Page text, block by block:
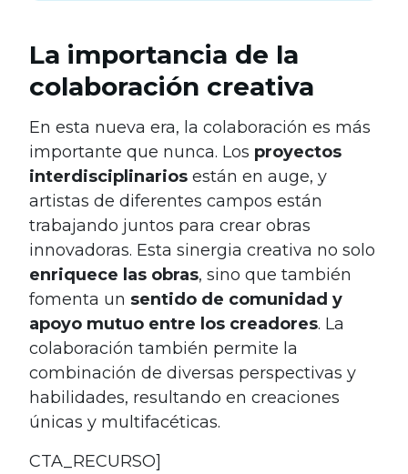
La importancia de la
colaboración creativa
En esta nueva era, la colaboración es más
importante que nunca. Los proyectos
interdisciplinarios están en auge, y
artistas de diferentes campos están
trabajando juntos para crear obras
innovadoras. Esta sinergia creativa no solo
enriquece las obras, sino que también
fomenta un sentido de comunidad y
apoyo mutuo entre los creadores. La
colaboración también permite la
combinación de diversas perspectivas y
habilidades, resultando en creaciones
únicas y multifacéticas.
CTA_RECURSO]